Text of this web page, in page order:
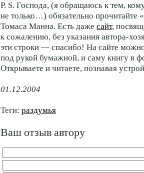
P. S. Господа, (я обращаюсь к тем,
не только…) обязательно прочитайте
Томаса Манна. Есть даже сайт,
к сожалению, без указания автора-
эти строки — спасибо! На сайте
под рукой бумажной, и саму книгу в
Открываете и читаете, познавая
01.12.2004
Теги: раздумья
Ваш отзыв автору